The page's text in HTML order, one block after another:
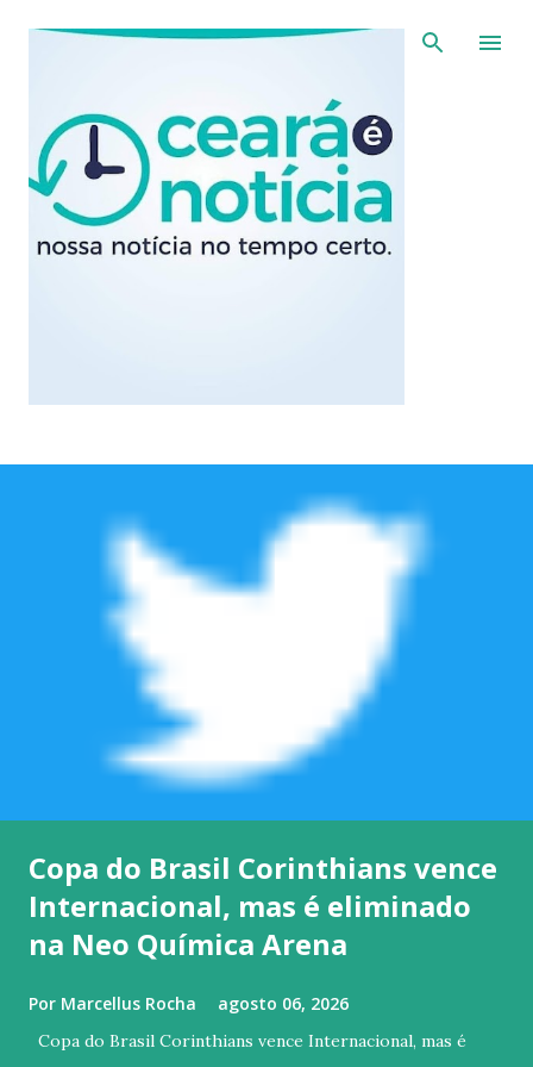
Pular para o conteúdo principal
Copa do Brasil Corinthians vence
Internacional, mas é eliminado
na Neo Química Arena
Por Marcellus Rocha agosto 06, 2026
Copa do Brasil Corinthians vence Internacional, mas é